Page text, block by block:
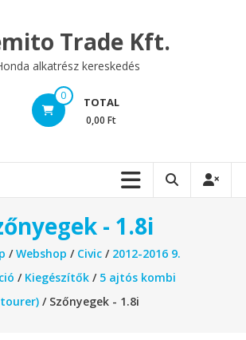
Trade Kft.
alkatrész kereskedés
0 TOTAL
0,00 Ft
- 1.8i
/Webshop / Civic / 2012-2016 9.
/ Kiegészítők/ 5 ajtós kombi
/ Szőnyegek - 1.8i